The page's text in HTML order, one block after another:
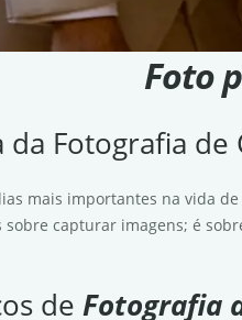
Foto
Fotografia de
mais importantes na vida
sobre capturar imagens; é
de Fotografia